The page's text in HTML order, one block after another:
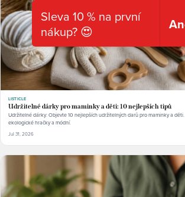
LISTICLE
Udržitelné dárky pro maminky a děti: 10 nejlepších tipů
Udržitelné dárky: Objevte 10 nejlepších udržitelných darů pro maminky a
ekologické hračky a módní.
Jul 31, 2026
Sleva 10 % na první
nákup? 😍